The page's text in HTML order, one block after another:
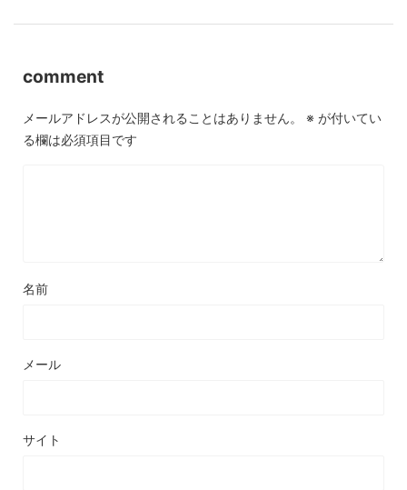
comment
メールアドレスが公開されることはありません。 ※ が付いてい
る欄は必須項目です
名前
メール
サイト